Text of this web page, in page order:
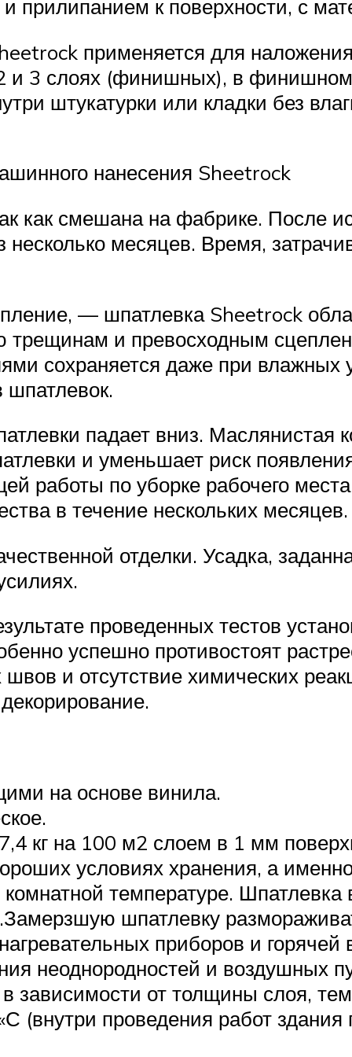
прилипанием к поверхности, с
применяется для
и 3 слоях (финишных), в
штукатурки или кладки без
нанесения Sheetrock
как смешана на фабрике. После
несколько месяцев. Время,
— шпатлевка Sheetrock
трещинам и превосходным
сохраняется даже при влажных
шпатлевок.
падает вниз. Маслянистая
и уменьшает риск
работы по уборке рабочего
в течение нескольких месяцев.
отделки. Усадка,
проведенных тестов
успешно противостоят
и отсутствие химических
на основе винила.
кг на 100 м2 слоем в 1 мм
условиях хранения, а
температуре.
шпатлевку
приборов и
неоднородностей и воздушных
зависимости от толщины слоя,
(внутри проведения работ здания